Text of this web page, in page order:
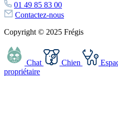
01 49 85 83 00
Contactez-nous
Copyright © 2025 Frégis
Chat Chien
propriétaire